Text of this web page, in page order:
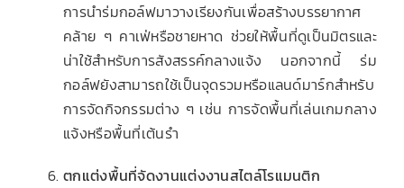
การนำร่มกอล์ฟมาวางเรียงกันเพื่อสร้างบรรยากาศ
คล้าย ๆ คาเฟ่หรือชายหาด ช่วยให้พื้นที่ดูเป็นมิตรและ
น่าใช้สำหรับการสังสรรค์กลางแจ้ง นอกจากนี้ ร่ม
กอล์ฟยังสามารถใช้เป็นจุดรวมหรือแลนด์มาร์กสำหรับ
การจัดกิจกรรมต่าง ๆ เช่น การจัดพื้นที่เล่นเกมกลาง
แจ้งหรือพื้นที่เต้นรำ
ตกแต่งพื้นที่จัดงานแต่งงานสไตล์โรแมนติก